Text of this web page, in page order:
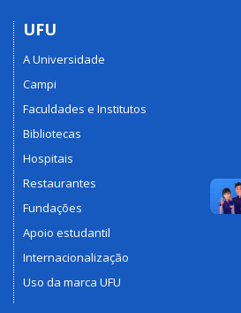
UFU
A Universidade
Campi
Faculdades e Institutos
Bibliotecas
Hospitais
Restaurantes
Fundações
Apoio estudantil
Internacionalização
Uso da marca UFU